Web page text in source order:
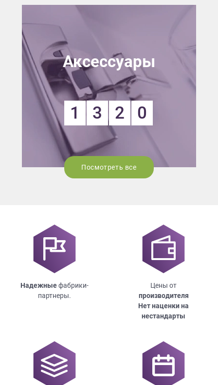
Аксессуары
1 3 2 0
Посмотреть все
Надежныефабрики-
партнеры.
Цены от
производителя
Нет наценки на
нестандарты